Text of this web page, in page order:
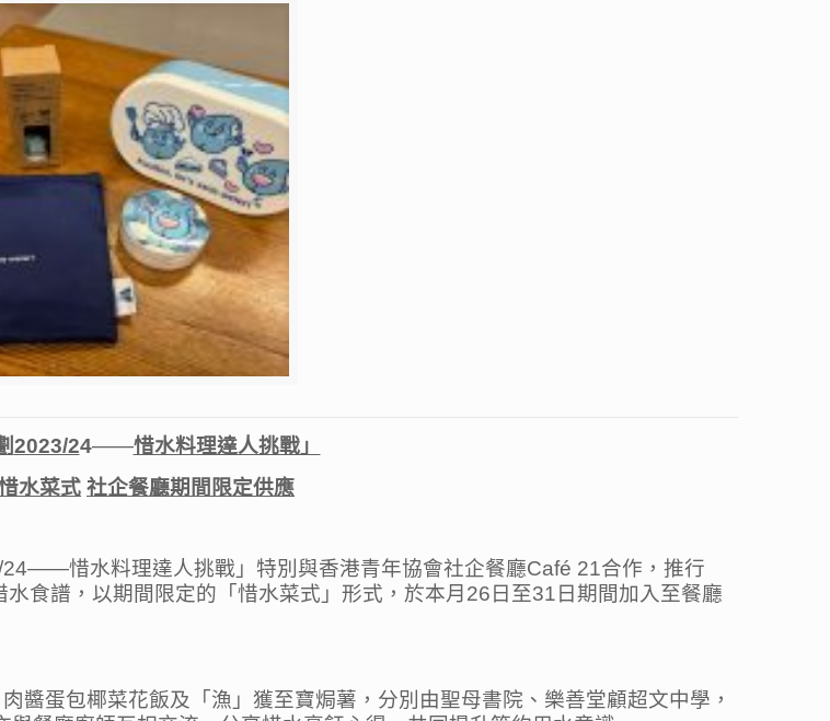
2023/24——惜水料理達人挑戰」
水菜式 社企餐廳期間限定供應
惜水料理達人挑戰」特別與香港青年協會社企餐廳Café 21合作，推行
水食譜，以期間限定的「惜水菜式」形式，於本月26日至31日期間加入至餐廳
醬蛋包椰菜花飯及「漁」獲至寶焗薯，分別由聖母書院、樂善堂顧超文中學，